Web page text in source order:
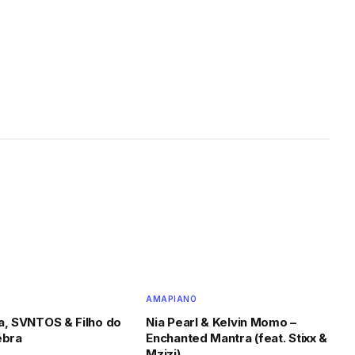
SVNTOS & Filho do
AMAPIANO
Nia Pearl & Kelvin Momo –
Enchanted Mantra (feat. Stixx &